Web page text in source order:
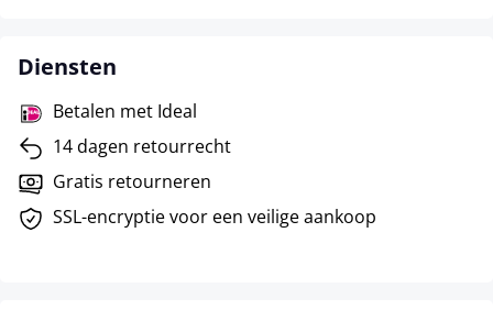
Diensten
Betalen met Ideal
14 dagen retourrecht
Gratis retourneren
SSL-encryptie voor een veilige aankoop